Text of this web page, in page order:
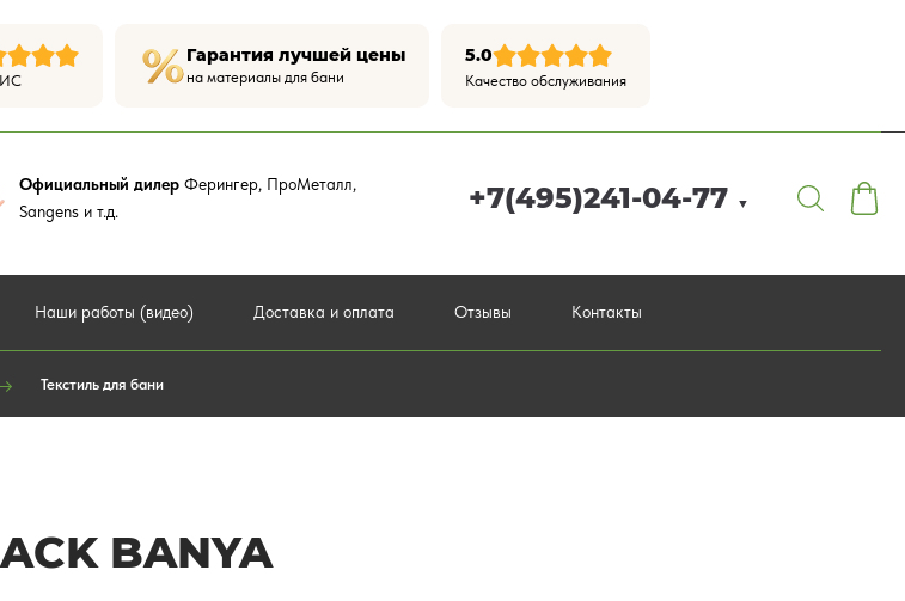
Гарантия лучшей цены
на материалы для бани
5.0
Качество обслуживания
Официальный дилер Ферингер, ПроМеталл,
Sangens и т.д.
+7(495)241-04-77 ▼
Наши работы (видео) Доставка и оплата Отзывы Контакты
Текстиль для бани
BANYA